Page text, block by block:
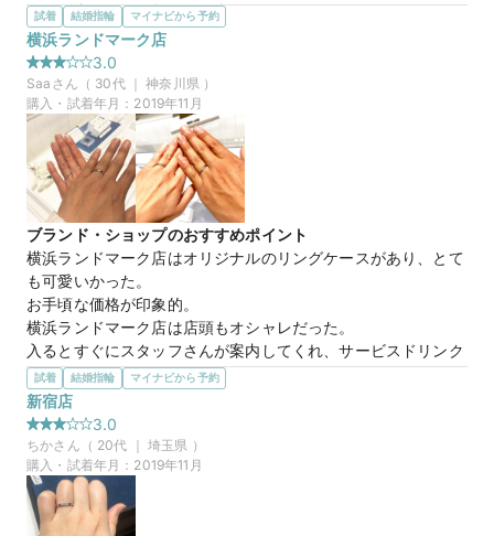
選んだ商品を気に入った理由
プラチナの含有量が多いため、少し黒く見えるところもお洒落
だと感じました。
また、ダイヤモンドはハート＆キューピットにもアップグレー
ドすることも可能なため、
より自分好みにカスタマイズできるのが良いと思いました。
試着 結婚指輪 マイナビから予約
横浜ランドマーク店
3.0
Saa さん（ 30代 ｜神奈川県 ）
購入・試着年月： 2019年11月
ブランド・ショップのおすすめポイント
横浜ランドマーク店はオリジナルのリングケースがあり、とて
も可愛いかった。
お手頃な価格が印象的。
横浜ランドマーク店は店頭もオシャレだった。
入るとすぐにスタッフさんが案内してくれ、サービスドリンク
とチョコのおもてなしが良かった。リラックス出来た。
選んだ商品を気に入った理由
ウェーブでダイヤモンドが繋がっているいる様なイメージのデ
ザインが理想的だと思った。
ダイヤのついてないメンズのリングでもウェーブのデザインが
同じで統一感が出ているので、ダイヤの有無に関わらずお揃い
のものをつけている感じが出るので素敵でした
試着 結婚指輪 マイナビから予約
新宿店
3.0
ちかさん（ 20代 ｜埼玉県 ）
購入・試着年月： 2019年11月